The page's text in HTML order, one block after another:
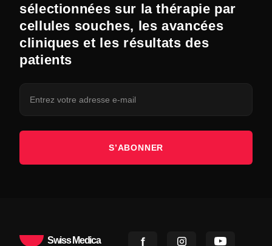
sélectionnées sur la thérapie par
cellules souches, les avancées
cliniques et les résultats des
patients
S’ABONNER
Swiss Medica